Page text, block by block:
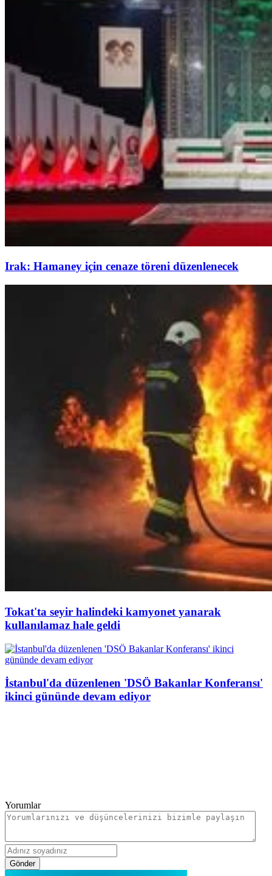
Irak: Hamaney için cenaze töreni düzenlenecek
Tokat'ta seyir halindeki kamyonet yanarak
kullanılamaz hale geldi
İstanbul'da düzenlenen 'DSÖ Bakanlar Konferansı'
ikinci gününde devam ediyor
Yorumlar
Gönder